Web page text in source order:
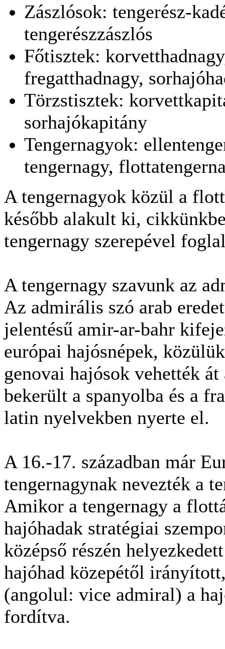
Zászlósok: tengerész-
tengerészzászlós
Főtisztek:
fregatthadnagy,
Törzstisztek:
sorhajókapitány
Tengernagyok:
tengernagy,
A tengernagyok közül a
később alakult ki,
tengernagy szerepével
A tengernagy szavunk az
Az admirális szó arab
jelentésű amir-ar-bahr
európai hajósnépek,
genovai hajósok vehették
bekerült a spanyolba és a
latin nyelvekben nyerte el.
A 16.-17. században már
tengernagynak nevezték a
Amikor a tengernagy a
hajóhadak stratégiai
középső részén
hajóhad közepétől
(angolul: vice admiral) a
fordítva.